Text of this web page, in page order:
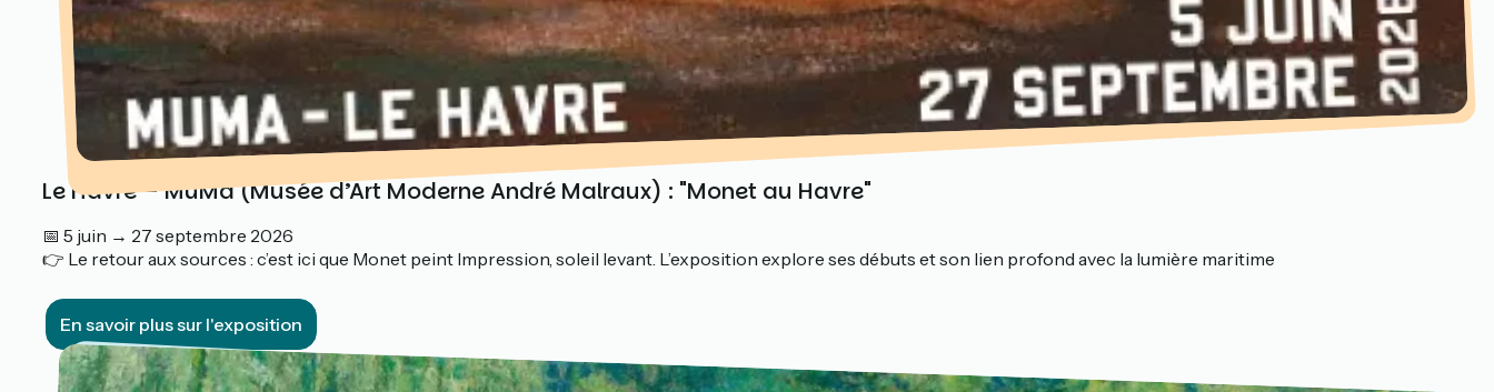
Le Havre – MuMa (Musée d’Art Moderne André Malraux) : "Monet au Havre"
📅 5 juin → 27 septembre 2026
👉 Le retour aux sources : c’est ici que Monet peint Impression, soleil levant. L’exposition explore ses débuts et son lien profond avec la lumière maritime
En savoir plus sur l'exposition